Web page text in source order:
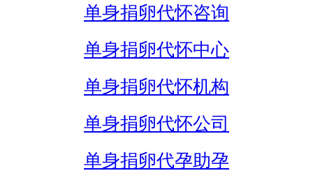
单身捐卵代怀咨询
单身捐卵代怀中心
单身捐卵代怀机构
单身捐卵代怀公司
单身捐卵代孕助孕